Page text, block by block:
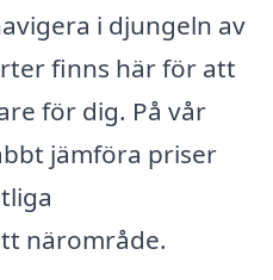
i djungeln av
finns här för att
för dig. På vår
jämföra priser
närområde.